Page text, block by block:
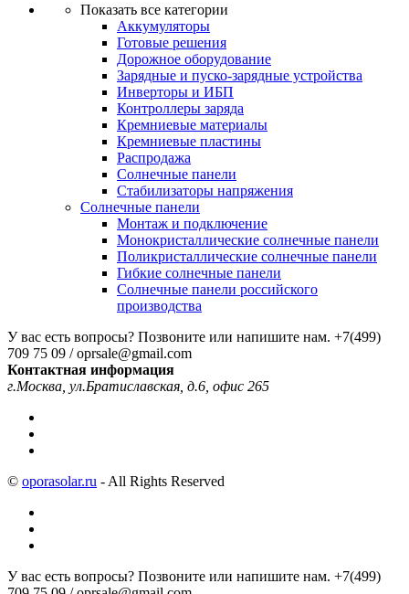
Показать все категории
Аккумуляторы
Готовые решения
Дорожное оборудование
Зарядные и пуско-зарядные устройства
Инверторы и ИБП
Контроллеры заряда
Кремниевые материалы
Кремниевые пластины
Распродажа
Солнечные панели
Стабилизаторы напряжения
Солнечные панели
Монтаж и подключение
Монокристаллические солнечные панели
Поликристаллические солнечные панели
Гибкие солнечные панели
Солнечные панели российского
производства
У вас есть вопросы? Позвоните или напишите нам. +7(499)
709 75 09 / oprsale@gmail.com
Контактная информация
г.Москва, ул.Братиславская, д.6, офис 265
© oporasolar.ru - All Rights Reserved
У вас есть вопросы? Позвоните или напишите нам. +7(499)